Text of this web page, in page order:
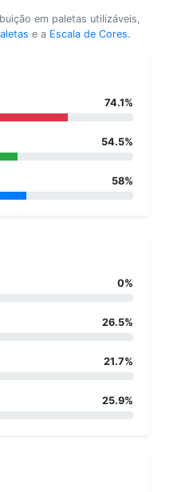
em paletas utilizáveis,
e a Escala de Cores.
74.1%
54.5%
58%
0%
26.5%
21.7%
25.9%